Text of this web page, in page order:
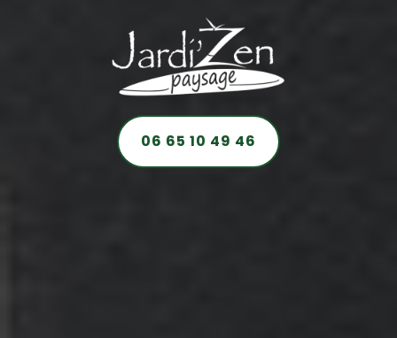
06 65 10 49 46